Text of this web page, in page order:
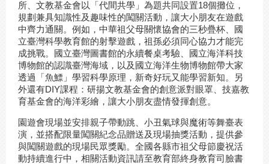
所、文教基金會以「代間共學」為題共同設置18個攤位，
規劃兼具知識性及趣味性的闖關活動，讓大小朋友在遊戲
中齊力通關。例如，中華祖父母關懷協會的三秒疊杯、國
立臺灣科學教育館的射擊遊戲，祖孫必須同心協力才能完
成挑戰。國立臺灣圖書館的永續餐桌考驗、國立海洋科技
博物館的認識臺灣海域，以及國立海洋生物博物館帶大家
透過「魚鰾」學習科學原理，新奇好玩又能學習新知。另
外還有DIY課程：研揚文教基金會的創意派對眼罩、技嘉教
育基金會的海洋彩繪，讓大小朋友盡情發揮創意。
園遊會現場並安排親子帶動跳、小丑氣球與魔術等舞臺表
演，並搭配限量闖關紀念品贈送及現場抽獎活動，提供參
與闖關遊戲的現場民眾獎勵。全國各縣市祖父母節慶祝活
動持續進行中，相關活動資訊請至教育部終身教育司臉書